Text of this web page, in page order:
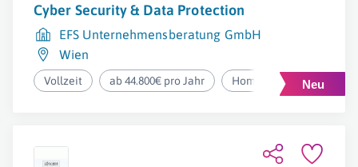
Cyber Security & Data Protection
EFS Unternehmensberatung GmbH
Wien
Vollzeit ab 44.800€ pro Jahr Homeoffice